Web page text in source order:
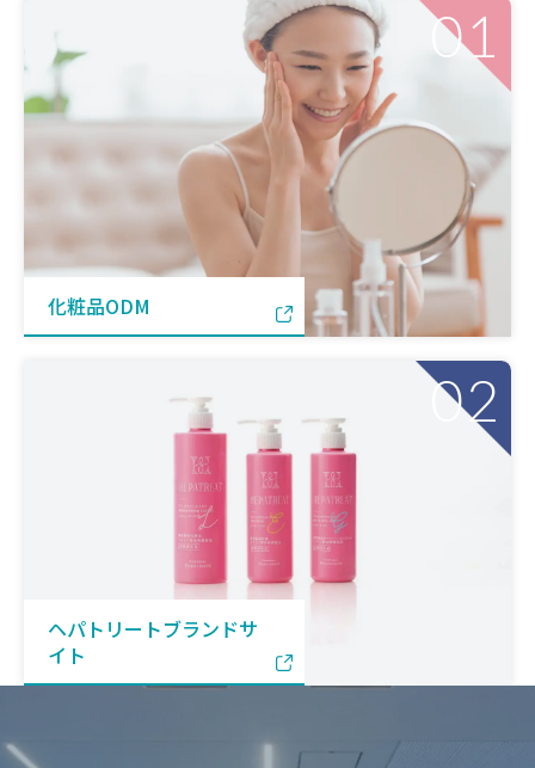
01
化粧品ODM
02
ヘパトリートブランドサ
イト